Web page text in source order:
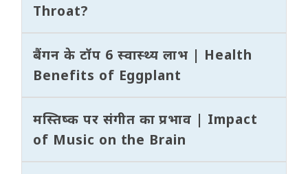
Throat?
बैंगन के टॉप 6 स्वास्थ्य लाभ | Health
Benefits of Eggplant
मस्तिष्क पर संगीत का प्रभाव | Impact
of Music on the Brain